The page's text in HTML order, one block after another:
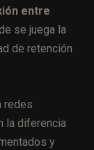
entre
se juega la
de retención
redes
la diferencia
y